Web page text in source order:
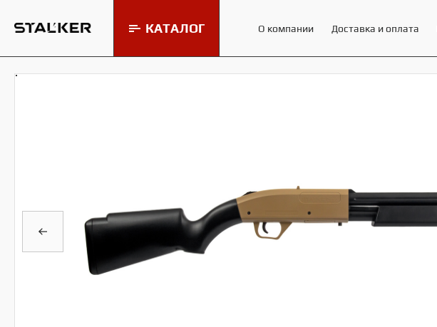
КАТАЛОГ О компании Доставка и оплата
Stalker
пневматики Stalker